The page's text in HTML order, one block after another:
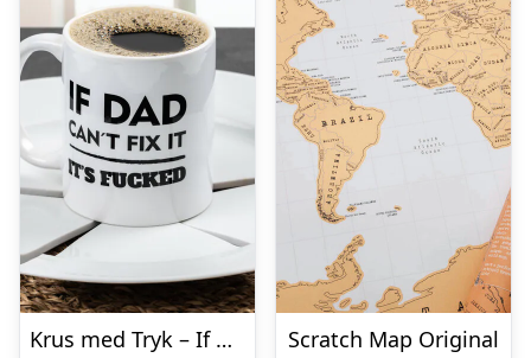
Krus med Tryk – If Dad Can’t Fix It
Scratch Map Original